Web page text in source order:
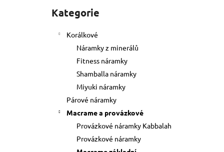
Přeskočit
kategorie
Kategorie
Korálkové
Náramky z minerálů
Fitness náramky
Shamballa náramky
Miyuki náramky
Párové náramky
Macrame a provázkové
Provázkové náramky Kabbalah
Provázkové náramky
KABBALAH ČERVENÝ NÁRAMEK